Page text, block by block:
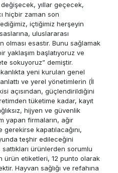
yıllar geçecek,
hiçbir zaman son
içtiğimiz herşeyin
uluslararası
esastır. Bunu sağlamak
yaklaşım başlatıyoruz ve
sokuyoruz” demiştir.
yeni kurulan genel
ve yerel yönetimlerin (İl
açısından, güçlendirildiğini
tüketime kadar, kayıt
hijyen ve güvenlik
yapan firmaların, ağır
kapatılacağını,
teşhir edileceğini
ürünlerden sorumlu
ürün etiketleri, 12 punto olarak
Hayvan sağlığı ve refahına